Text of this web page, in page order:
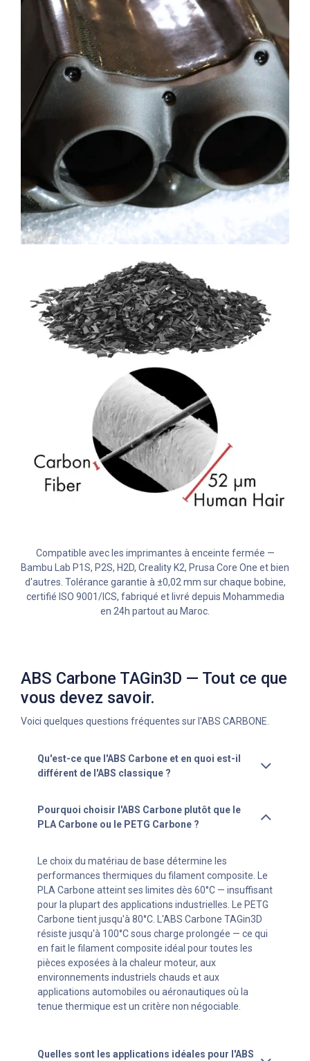
Compatible avec les imprimantes à enceinte fermée —
Bambu Lab P1S, P2S, H2D, Creality K2, Prusa Core One et bien
d'autres. Tolérance garantie à ±0,02 mm sur chaque bobine,
certifié ISO 9001/ICS, fabriqué et livré depuis Mohammedia
en 24h partout au Maroc.
ABS Carbone TAGin3D — Tout ce que
vous devez savoir.
Voici quelques questions fréquentes sur l'ABS CARBONE.
Qu'est-ce que l'ABS Carbone et en quoi est-il
différent de l'ABS classique ?
Pourquoi choisir l'ABS Carbone plutôt que le
PLA Carbone ou le PETG Carbone ?
Le choix du matériau de base détermine les
performances thermiques du filament composite. Le
PLA Carbone atteint ses limites dès 60°C — insuffisant
pour la plupart des applications industrielles. Le PETG
Carbone tient jusqu'à 80°C. L'ABS Carbone TAGin3D
résiste jusqu'à 100°C sous charge prolongée — ce qui
en fait le filament composite idéal pour toutes les
pièces exposées à la chaleur moteur, aux
environnements industriels chauds et aux
applications automobiles ou aéronautiques où la
tenue thermique est un critère non négociable.
Quelles sont les applications idéales pour l'ABS